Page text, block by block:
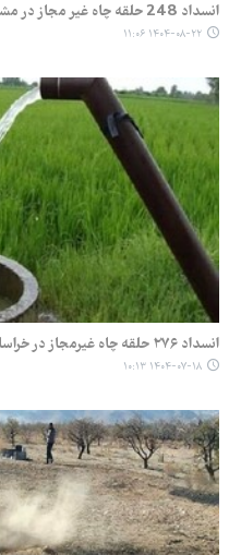
انسداد 248 حلقه چاه غیر مجاز در مشهد
۱۴۰۴-۰۸-۲۲ ۱۱:۰۶
انسداد ۲۷۶ حلقه چاه غیرمجاز در خراسان رضوی
۱۴۰۴-۰۷-۱۸ ۱۰:۱۳